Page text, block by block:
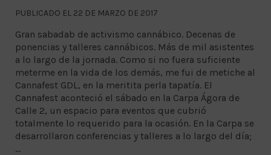
PUBLICADO EL 22 DE MARZO DE 2017
Gran sabadab de activismo cannábico. Decenas de
ponencias y talleres cannábicos. Más de mil asistentes
a lo largo de la jornada. Como si no fuera suficiente
meterme en la vida de los demás, me fui de metiche al
Cannafest GDL, en la meritita perla tapatía. El
Cannafest aconteció el sábado en la Carpa Ágora de
Calle 2, un espacio para eventos que cubrió
totalmente lo requerido para la ocasión. En la Carpa se
desarrollaron conferencias y talleres a lo largo del día;
…